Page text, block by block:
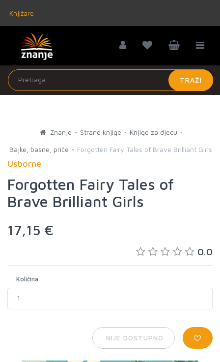
Knjižare
TRAŽI
Znanje Strane knjige Knjige za djecu
Bajke, basne, priče Forgotten Fairy Tales of Brave Brilliant Girls
Usborne
Forgotten Fairy Tales of
Brave Brilliant Girls
17,15 €
0.0
Količina
NIJE DOSTUPNO